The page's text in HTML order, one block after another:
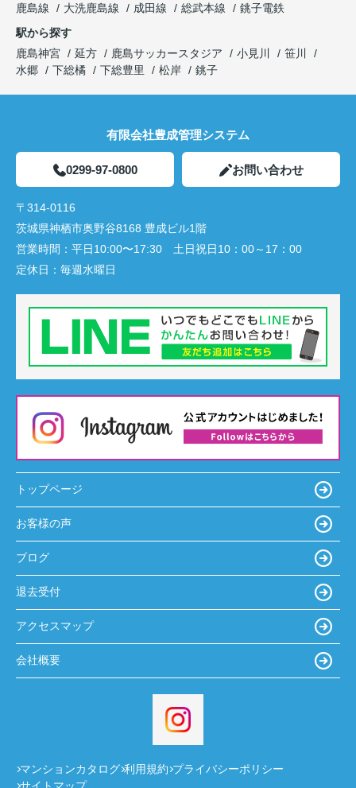
鹿島線
大洗鹿島線 成田線 総武本線
銚子電鉄
駅から探す
鹿島神宮
延方 鹿島サッカースタジア 小見川
笹川
水郷
下総橘 下総豊里 松岸 銚子
有限会社豊成管理システム
0299-97-0800 お問い合わせ
〒314-0116
茨城県神栖市奥野谷8168 豊成ビル1階
営業時間： 平日10:00〜17:30 土日祝日10：00～17：00
定休日： 毎週水曜日
トップページ
お客様の声
ブログ
退去受付
アクセスマップ
会社概要
マンションカタログ 利用規約 プライバシーポリシー